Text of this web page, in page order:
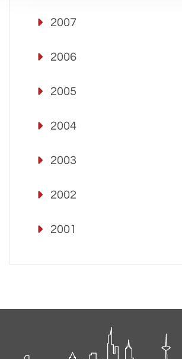
2007
2006
2005
2004
2003
2002
2001